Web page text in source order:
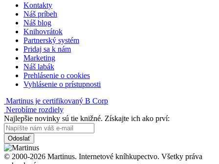
Kontakty
Náš príbeh
Náš blog
Knihovrátok
Partnerský systém
Pridaj sa k nám
Marketing
Náš labák
Prehlásenie o cookies
Vyhlásenie o prístupnosti
Martinus je certifikovaný B Corp
Nerobíme rozdiely
Najlepšie novinky sú tie knižné. Získajte ich ako prví:
Odoslať
© 2000-2026 Martinus. Internetové kníhkupectvo. Všetky práva